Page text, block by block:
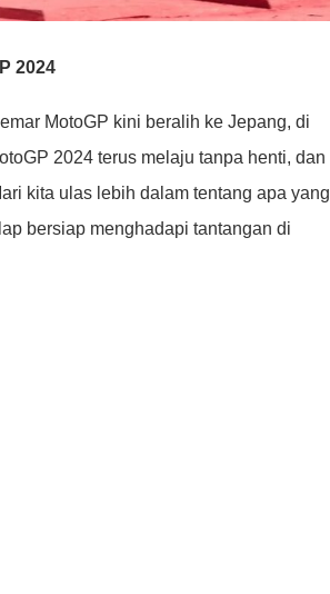
2024
MotoGP kini beralih ke Jepang, di
2024 terus melaju tanpa henti, dan
kita ulas lebih dalam tentang apa yang
bersiap menghadapi tantangan di